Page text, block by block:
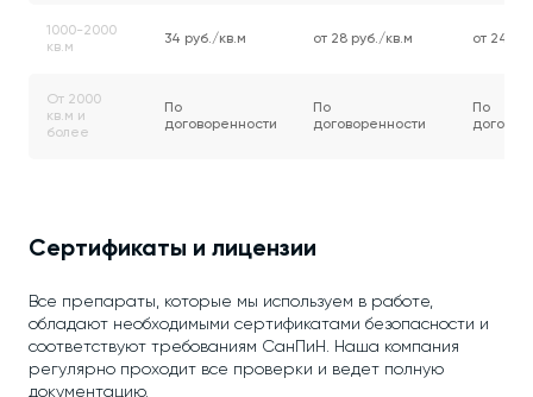
1000-2000
кв.м
34 руб./кв.м от 28 руб./кв.м от 24
От 2000
кв.м и
более
По
договоренности
По
договоренности
По
Сертификаты и лицензии
Все препараты, которые мы используем в работе,
обладают необходимыми сертификатами безопасности и
соответствуют требованиям СанПиН. Наша компания
регулярно проходит все проверки и ведет полную
документацию.